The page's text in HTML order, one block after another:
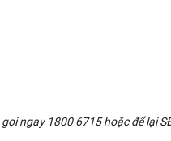
ngay 1800 6715 hoặc để lại